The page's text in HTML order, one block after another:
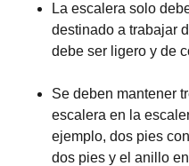
La escalera solo
destinado a trabajar
debe ser ligero y de
Se deben mantener
escalera en la
ejemplo, dos pies
dos pies y el anillo